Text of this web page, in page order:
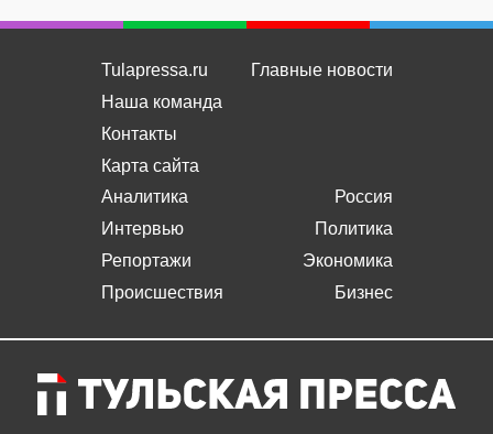
Tulapressa.ru
Наша команда
Контакты
Карта сайта
Главные новости
Аналитика
Интервью
Репортажи
Происшествия
Россия
Политика
Экономика
Бизнес